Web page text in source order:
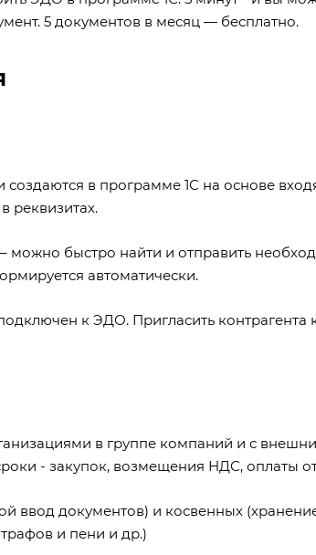
5 документов в месяц — бесплатно.
в программе 1С на основе
реквизитах.
можно быстро найти и отправить
автоматически.
к ЭДО. Пригласить контрагента
в группе компаний и с
- закупок, возмещения НДС, оплаты
ввод документов) и косвенных
и пени и др.)